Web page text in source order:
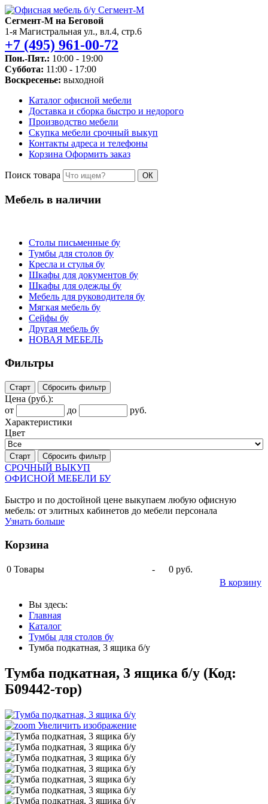
Сегмент-М на Беговой
1-я Магистральная ул., вл.4, стр.6
+7 (495) 961-00-72
Пон.-Пят.: 10:00 - 19:00
Суббота: 11:00 - 17:00
Воскресенье: выходной
Каталог офисной мебели
Доставка и сборка быстро и недорого
Производство мебели
Скупка мебели срочный выкуп
Контакты адреса и телефоны
Корзина Оформить заказ
Поиск товара ОК
Мебель в наличии
Столы письменные бу
Тумбы для столов бу
Кресла и стулья бу
Шкафы для документов бу
Шкафы для одежды бу
Мебель для руководителя бу
Мягкая мебель бу
Сейфы бу
Другая мебель бу
НОВАЯ МЕБЕЛЬ
Фильтры
Старт Сбросить фильтр
Цена (руб.):
от
до
руб.
Характеристики
Цвет
Старт Сбросить фильтр
СРОЧНЫЙ ВЫКУП
ОФИСНОЙ МЕБЕЛИ БУ
Быстро и по достойной цене выкупаем любую офисную
мебель: от элитных кабинетов до мебели персонала
Узнать больше
Корзина
0 Товары -
0 руб.
В корзину
Вы здесь:
Главная
Каталог
Тумбы для столов бу
Тумба подкатная, 3 ящика б/у
Тумба подкатная, 3 ящика б/у (Код:
Б09442-тор)
Увеличить изображение